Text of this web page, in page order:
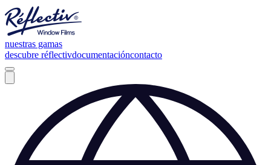
nuestras gamas
descubre réflectivdocumentacióncontacto